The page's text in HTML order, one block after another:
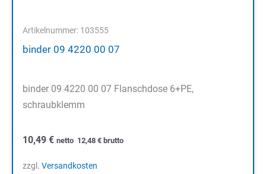
Artikelnummer: 103555
binder 09 4220 00 07
binder 09 4220 00 07 Flanschdose 6+PE,
schraubklemm
10,49 € netto 12,48 € brutto
zzgl. Versandkosten